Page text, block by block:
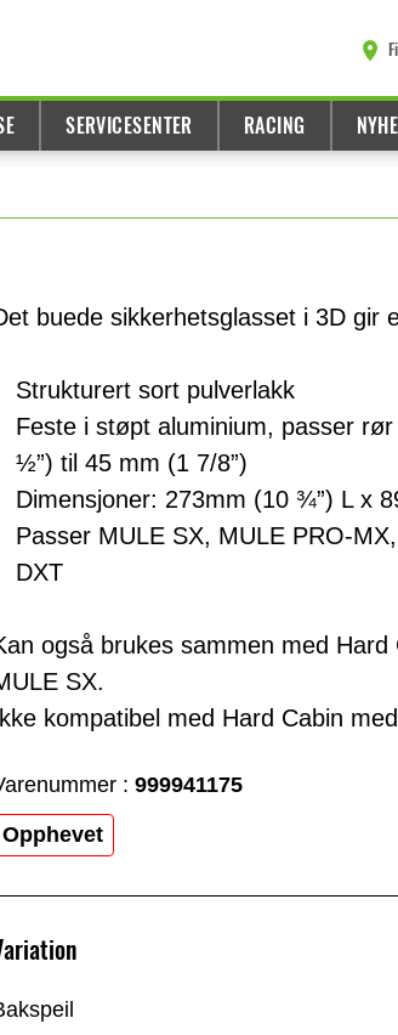
SERVICESENTER RACING
buede sikkerhetsglasset i 3D gir
Strukturert sort pulverlakk
Feste i støpt aluminium, passer
½”) til 45 mm (1 7/8”)
Dimensjoner: 273mm (10 ¾”) L x
Passer MULE SX, MULE PRO-
DXT
også brukes sammen med Hard
SX.
kompatibel med Hard Cabin
: 999941175
Opphevet